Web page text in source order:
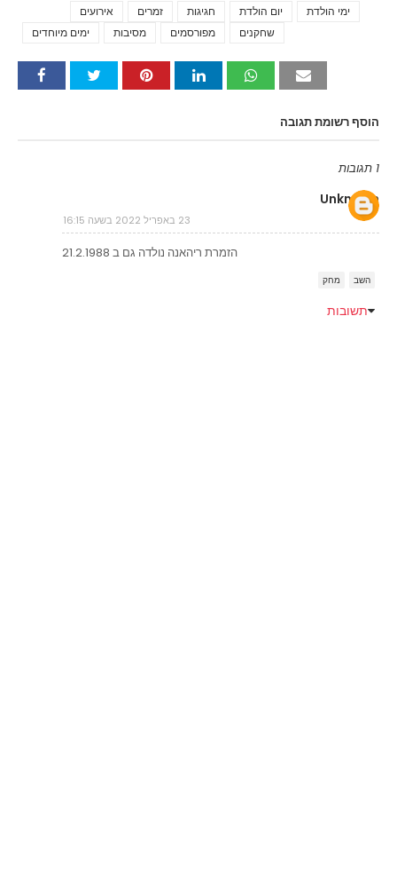
אירועים זמרים חגיגות יום הולדת
ימי הולדת
ימים מיוחדים
מסיבות מפורסמים שחקנים
הוסף רשומת תגובה
1 תגובות
Unknown
23 באפריל 2022 בשעה 16:15
הזמרת ריהאנה נולדה גם ב 21.2.1988
השב מחק
תשובות